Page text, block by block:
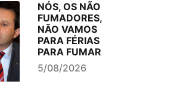
NÓS, OS NÃO
FUMADORES,
NÃO VAMOS
PARA FÉRIAS
PARA FUMAR
5/08/2026